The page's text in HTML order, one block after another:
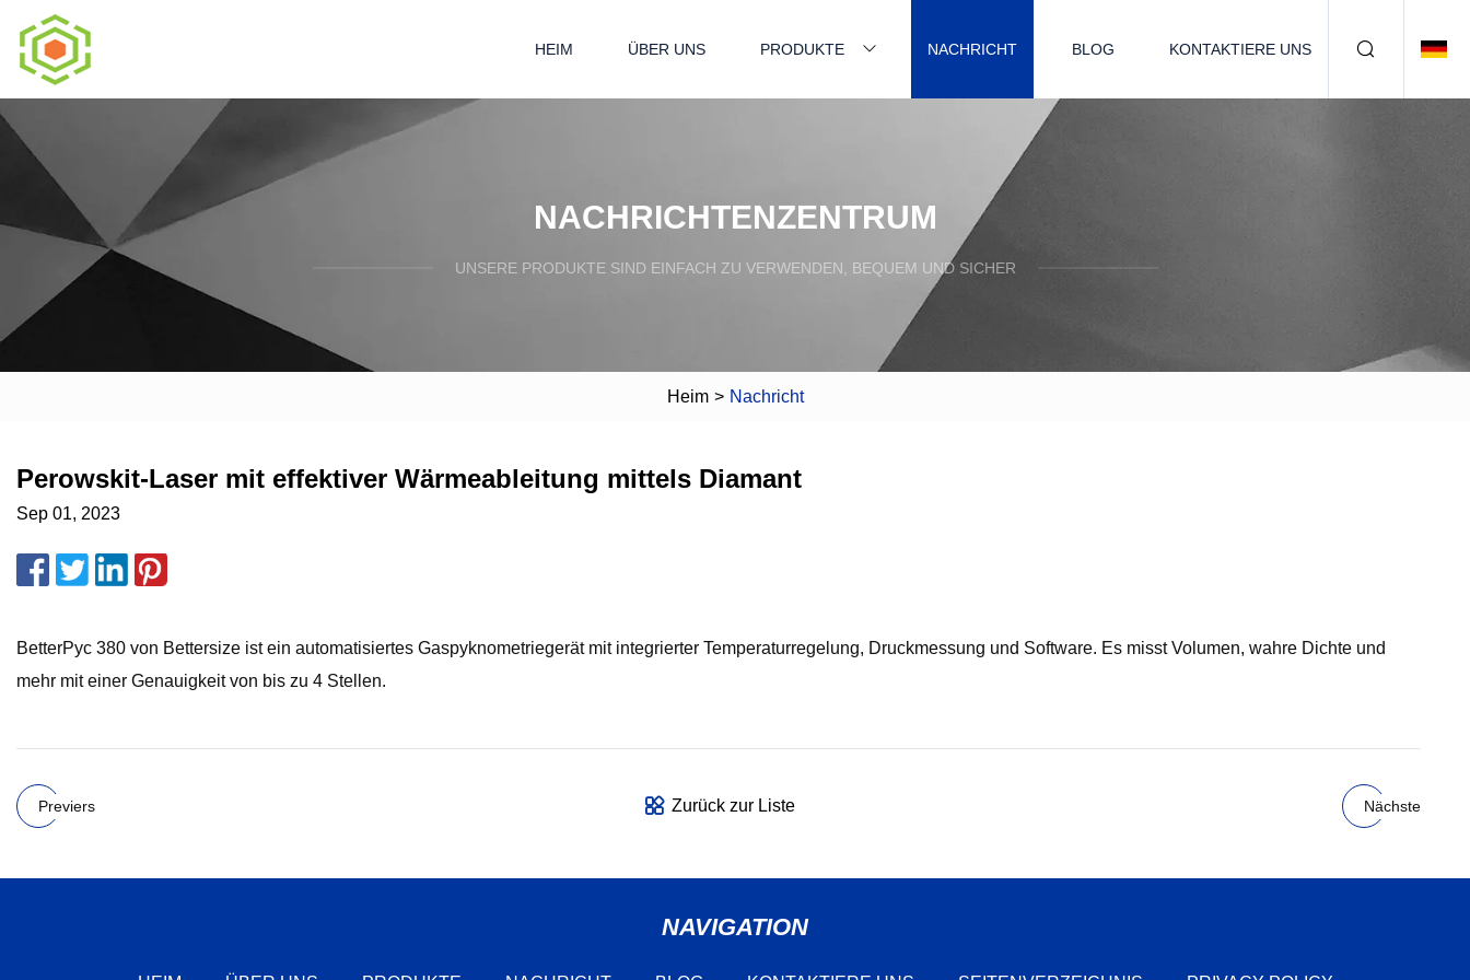
HEIM ÜBER UNS PRODUKTE NACHRICHT BLOG KONTAKTIERE UNS
NACHRICHTENZENTRUM
UNSERE PRODUKTE SIND EINFACH ZU VERWENDEN, BEQUEM UND SICHER
Heim > Nachricht
Perowskit-Laser mit effektiver Wärmeableitung mittels Diamant
Sep 01, 2023
BetterPyc 380 von Bettersize ist ein automatisiertes Gaspyknometriegerät mit integrierter Temperaturregelung, Druckmessung und Software. Es misst Volumen, wahre Dichte und
mehr mit einer Genauigkeit von bis zu 4 Stellen.
Previers Zurück zur Liste Nächste
NAVIGATION